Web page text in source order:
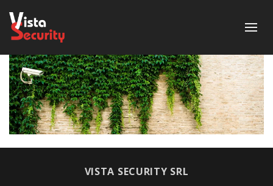
VISTA SECURITY SRL